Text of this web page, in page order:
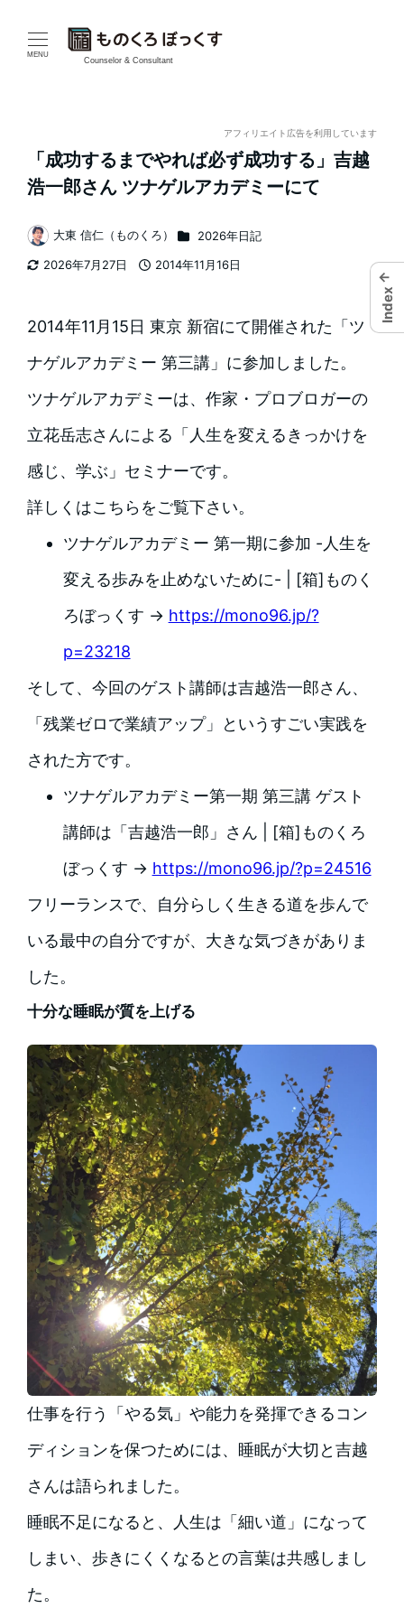
MENU
Counselor & Consultant
アフィリエイト広告を利用しています
「成功するまでやれば必ず成功する」吉越
浩一郎さん ツナゲルアカデミーにて
2026年7月27日
2014年11月16日
著
者
大東 信仁（ものくろ） カテゴリー
2026年日記
2014年11月15日 東京 新宿にて開催された「ツ
ナゲルアカデミー 第三講」に参加しました。
ツナゲルアカデミーは、作家・プロブロガーの
立花岳志さんによる「人生を変えるきっかけを
感じ、学ぶ」セミナーです。
詳しくはこちらをご覧下さい。
ツナゲルアカデミー 第一期に参加 -人生を
変える歩みを止めないために- | [箱]ものく
ろぼっくす → https://mono96.jp/?
p=23218
そして、今回のゲスト講師は吉越浩一郎さん、
「残業ゼロで業績アップ」というすごい実践を
された方です。
ツナゲルアカデミー第一期 第三講 ゲスト
講師は「吉越浩一郎」さん | [箱]ものくろ
ぼっくす → https://mono96.jp/?p=24516
フリーランスで、自分らしく生きる道を歩んで
いる最中の自分ですが、大きな気づきがありま
した。
十分な睡眠が質を上げる
仕事を行う「やる気」や能力を発揮できるコン
ディションを保つためには、睡眠が大切と吉越
さんは語られました。
睡眠不足になると、人生は「細い道」になって
しまい、歩きにくくなるとの言葉は共感しまし
た。
←
Index